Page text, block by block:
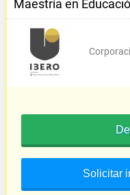
Maestría en
Solicitar